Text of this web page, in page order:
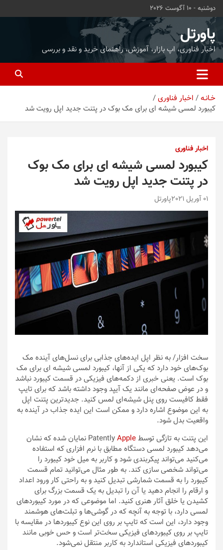
محتوا
بروید
دوشنبه - 10 آگوست 2026
پاورتل
اخبار فناوری، اپ بازار، آموزش، راهنمای خرید و نقد و بررسی
خـانـه
اخبار فناوری
کیبورد لمسی شیشه ای برای مک بوک در پتنت جدید اپل رویت شد
اخبار فناوری
کیبورد لمسی شیشه ای برای مک بوک
در پتنت جدید اپل رویت شد
01 آوریل 2021 پاورتل
سخت افزار/ به نظر اپل ایده‌های جذابی برای نسل‌های آینده مک
بوک‌های خود دارد که یکی از آنها، کیبورد لمسی شیشه ای برای مک
بوک است. یعنی خبری از دکمه‌های فیزیکی در قسمت کیبورد نباشد
و در عوض صفحه‌ای مانند یک آیپد وجود داشته باشد که برای تایپ
فقط کافیست روی پنل شیشه‌ای لمس کنید. جدیدترین پتنت اپل
به این موضوع اشاره دارد و ممکن است این ایده جذاب در آینده به
واقعیت بدل شود.
این پتنت به تازگی توسط PatentlyApple
نمایان شده که نشان
می‌دهد کیبورد لمسی دستگاه مطابق با نرم افزاری که استفاده
می‌کنید می‌تواند پیکربندی شود و کاربر به میل خود کیبورد را
می‌تواند شخصی سازی کند. به طور مثال می‌توانید تمام قسمت
کیبورد را به قسمت شمارشی تبدیل کنید و به راحتی کار ورود اعداد
و ارقام را انجام دهید یا آن را تبدیل به یک قسمت بزرگ برای
کشیدن یا خلق آثار هنری کنید. اما موضوعی که در مورد کیبوردهای
لمسی دارد، با توجه به آنچه که در گوشی‌ها و تبلت‌های هوشمند
وجود دارد، این است که تایپ بر روی این نوع کیبوردها در مقایسه با
تایپ بر روی کیبوردهای فیزیکی سخت‌تر است و حس خوبی مانند
کیبوردهای فیزیکی استاندارد به کاربر منتقل نمی‌شود.